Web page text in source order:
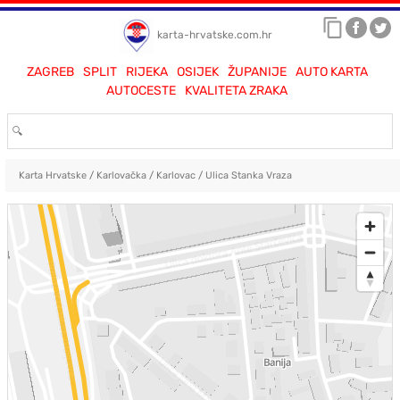
karta-hrvatske.com.hr
ZAGREB SPLIT RIJEKA OSIJEK ŽUPANIJE
AUTO KARTA
AUTOCESTE
KVALITETA ZRAKA
Karta Hrvatske/ Karlovačka/ Karlovac/ Ulica Stanka Vraza